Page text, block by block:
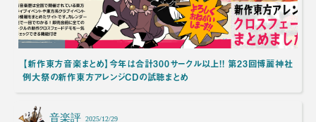
【新作東方音楽まとめ】今年は合計300サークル以上!! 第23回博麗神社
例大祭の新作東方アレンジCDの試聴まとめ
音楽評 2025/12/29